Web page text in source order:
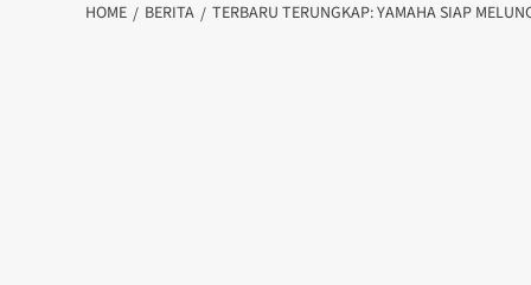
HOME BERITA TERBARU TERUNGKAP: YAMAHA SIAP